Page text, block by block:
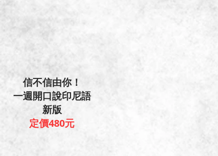
信不信由你！
一週開口說印尼語
新版
定價480元